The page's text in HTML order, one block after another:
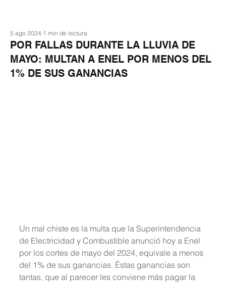
POR FALLAS DURANTE LA LLUVIA DE
MAYO: MULTAN A ENEL POR MENOS DEL
1% DE SUS GANANCIAS
5 ago 2024 1 min de lectura
Un mal chiste es la multa que la Superintendencia
de Electricidad y Combustible anunció hoy a Enel
por los cortes de mayo del 2024, equivale a menos
del 1% de sus ganancias. Éstas ganancias son
tantas, que al parecer les conviene más pagar la